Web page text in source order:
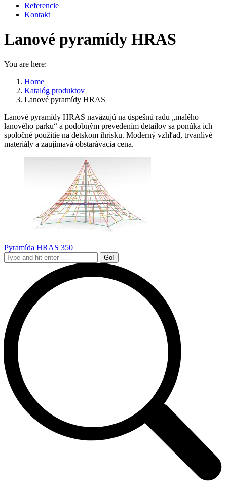
Referencie
Kontakt
Lanové pyramídy HRAS
You are here:
Home
Katalóg produktov
Lanové pyramídy HRAS
Lanové pyramídy HRAS naväzujú na úspešnú radu „malého
lanového parku“ a podobným prevedením detailov sa ponúka ich
spoločné použitie na detskom ihrisku. Moderný vzhľad, trvanlivé
materiály a zaujímavá obstarávacia cena.
Pyramída HRAS 350
Search: